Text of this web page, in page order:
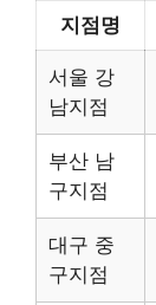
지점명
서울 강
남지점
부산 남
구지점
대구 중
구지점